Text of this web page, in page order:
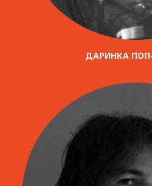
ДАРИНКА